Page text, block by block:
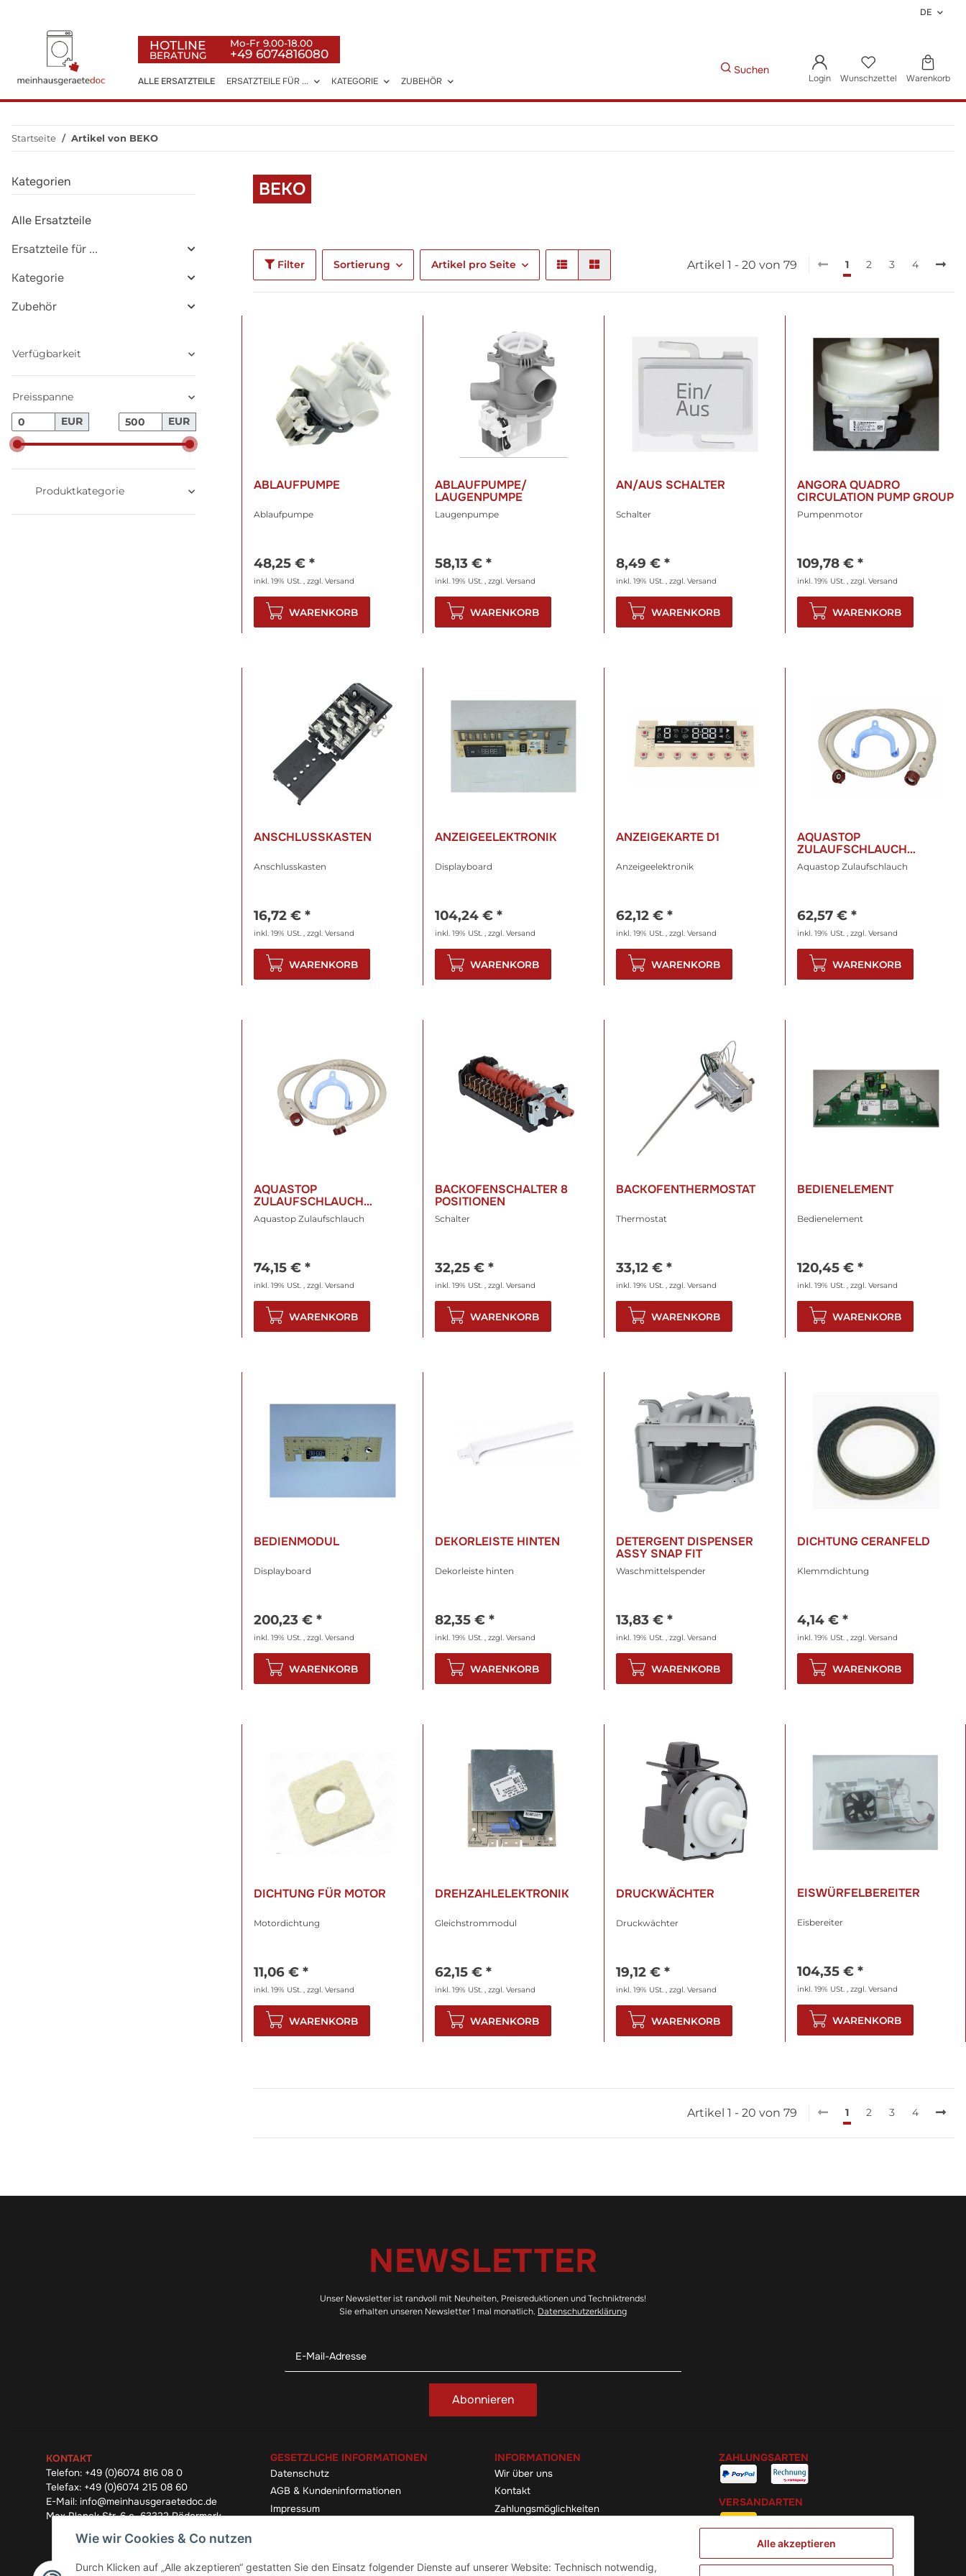
DE
Suchen
Login Wunschzettel Warenkorb
HOTLINE
BERATUNG
Mo-Fr 9.00-18.00
+49 6074816080
ALLE ERSATZTEILE ERSATZTEILE FÜR ... KATEGORIE ZUBEHÖR
Startseite Artikel von BEKO
BEKO
Filter Sortierung Artikel pro Seite Artikel 1 - 20 von 79 1 2 3 4
ABLAUFPUMPE
Ablaufpumpe
48,25 € *
inkl. 19% USt. , zzgl. Versand
WARENKORB
ABLAUFPUMPE/
LAUGENPUMPE
Laugenpumpe
58,13 € *
inkl. 19% USt. , zzgl. Versand
WARENKORB
AN/AUS SCHALTER
Schalter
8,49 € *
inkl. 19% USt. , zzgl. Versand
WARENKORB
ANGORA QUADRO
CIRCULATION PUMP GROUP
Pumpenmotor
109,78 € *
inkl. 19% USt. , zzgl. Versand
WARENKORB
ANSCHLUSSKASTEN
Anschlusskasten
16,72 € *
inkl. 19% USt. , zzgl. Versand
WARENKORB
ANZEIGEELEKTRONIK
Displayboard
104,24 € *
inkl. 19% USt. , zzgl. Versand
WARENKORB
ANZEIGEKARTE D1
Anzeigeelektronik
62,12 € *
inkl. 19% USt. , zzgl. Versand
WARENKORB
AQUASTOP
ZULAUFSCHLAUCH
1600MM
Aquastop Zulaufschlauch
62,57 € *
inkl. 19% USt. , zzgl. Versand
WARENKORB
AQUASTOP
ZULAUFSCHLAUCH
1700MM
Aquastop Zulaufschlauch
74,15 € *
inkl. 19% USt. , zzgl. Versand
WARENKORB
BACKOFENSCHALTER 8
POSITIONEN
Schalter
32,25 € *
inkl. 19% USt. , zzgl. Versand
WARENKORB
BACKOFENTHERMOSTAT
Thermostat
33,12 € *
inkl. 19% USt. , zzgl. Versand
WARENKORB
BEDIENELEMENT
Bedienelement
120,45 € *
inkl. 19% USt. , zzgl. Versand
WARENKORB
BEDIENMODUL
Displayboard
200,23 € *
inkl. 19% USt. , zzgl. Versand
WARENKORB
DEKORLEISTE HINTEN
Dekorleiste hinten
82,35 € *
inkl. 19% USt. , zzgl. Versand
WARENKORB
DETERGENT DISPENSER
ASSY SNAP FIT
Waschmittelspender
13,83 € *
inkl. 19% USt. , zzgl. Versand
WARENKORB
DICHTUNG CERANFELD
Klemmdichtung
4,14 € *
inkl. 19% USt. , zzgl. Versand
WARENKORB
DICHTUNG FÜR MOTOR
Motordichtung
11,06 € *
inkl. 19% USt. , zzgl. Versand
WARENKORB
DREHZAHLELEKTRONIK
Gleichstrommodul
62,15 € *
inkl. 19% USt. , zzgl. Versand
WARENKORB
DRUCKWÄCHTER
Druckwächter
19,12 € *
inkl. 19% USt. , zzgl. Versand
WARENKORB
EISWÜRFELBEREITER
Eisbereiter
104,35 € *
inkl. 19% USt. , zzgl. Versand
WARENKORB
Artikel 1 - 20 von 79 1 2 3 4
Kategorien
Alle Ersatzteile
Ersatzteile für ...
Kategorie
Zubehör
Verfügbarkeit
Preisspanne
EUR
EUR
Produktkategorie
NEWSLETTER
Unser Newsletter ist randvoll mit Neuheiten, Preisreduktionen und Techniktrends!
Sie erhalten unseren Newsletter 1 mal monatlich. Datenschutzerklärung
Abonnieren
KONTAKT
Telefon: +49 (0)6074 816 08 0
Telefax: +49 (0)6074 215 08 60
E-Mail: info@meinhausgeraetedoc.de
Max Planck Str. 6 c, 63322 Rödermark
GESETZLICHE INFORMATIONEN
Datenschutz
AGB & Kundeninformationen
Impressum
INFORMATIONEN
Wir über uns
Kontakt
Zahlungsmöglichkeiten
ZAHLUNGSARTEN
VERSANDARTEN
Wie wir Cookies & Co nutzen
Durch Klicken auf „Alle akzeptieren“ gestatten Sie den Einsatz folgender Dienste auf unserer Website: Technisch notwendig,
Alle akzeptieren